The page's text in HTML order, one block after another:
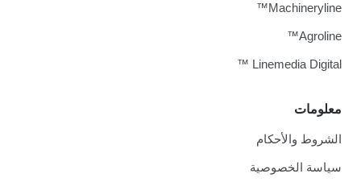
معلومات
الشروط والأحكام
سياسة الخصوصية
Machineryline™
Agroline™
Linemedia Digital ™